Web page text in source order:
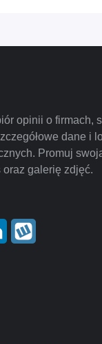
opinii o firmach,
dane i
Promuj
galerię zdjęć.
LinkedIn